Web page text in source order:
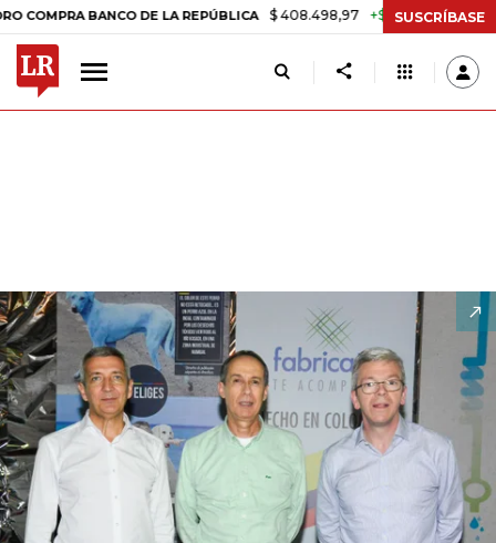
DE LA REPÚBLICA $ 408.498,97 +$ 8.753,81 +2,19% TASA
SUSCRÍBASE